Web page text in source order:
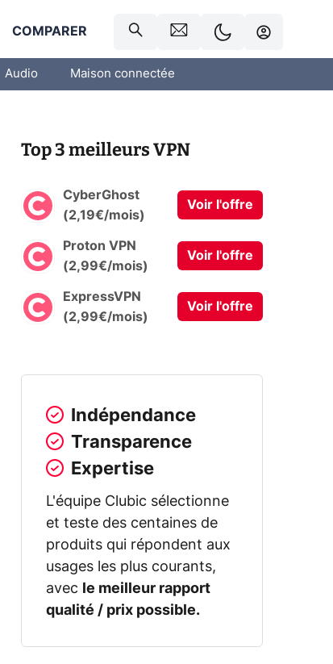
COMPARER
Audio Maison connectée
Top 3 meilleurs VPN
CyberGhost
(2,19€/mois)
Voir l'offre
Proton VPN
(2,99€/mois)
Voir l'offre
ExpressVPN
(2,99€/mois)
Voir l'offre
Indépendance
Transparence
Expertise
L'équipe Clubic sélectionne
et teste des centaines de
produits qui répondent aux
usages les plus courants,
avec
le meilleur rapport
qualité / prix possible.